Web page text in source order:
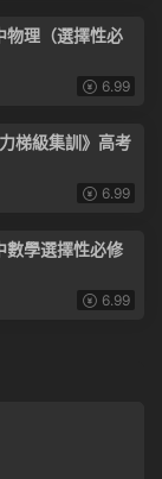
物理（選擇性必
6.99
梯級集訓》高考
6.99
數學選擇性必修
6.99